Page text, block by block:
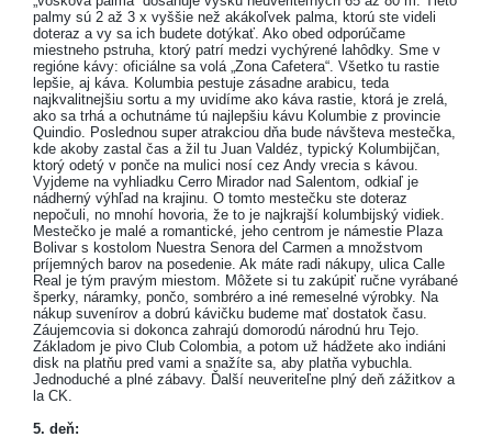
palmy sú 2 až 3 x vyššie než akákoľvek palma, ktorú ste videli
doteraz a vy sa ich budete dotýkať. Ako obed odporúčame
miestneho pstruha, ktorý patrí medzi vychýrené lahôdky. Sme v
regióne kávy: oficiálne sa volá „Zona Cafetera“. Všetko tu rastie
lepšie, aj káva. Kolumbia pestuje zásadne arabicu, teda
najkvalitnejšiu sortu a my uvidíme ako káva rastie, ktorá je zrelá,
ako sa trhá a ochutnáme tú najlepšiu kávu Kolumbie z provincie
Quindio. Poslednou super atrakciou dňa bude návšteva mestečka,
kde akoby zastal čas a žil tu Juan Valdéz, typický Kolumbijčan,
ktorý odetý v ponče na mulici nosí cez Andy vrecia s kávou.
Vyjdeme na vyhliadku Cerro Mirador nad Salentom, odkiaľ je
nádherný výhľad na krajinu. O tomto mestečku ste doteraz
nepočuli, no mnohí hovoria, že to je najkrajší kolumbijský vidiek.
Mestečko je malé a romantické, jeho centrom je námestie Plaza
Bolivar s kostolom Nuestra Senora del Carmen a množstvom
príjemných barov na posedenie. Ak máte radi nákupy, ulica Calle
Real je tým pravým miestom. Môžete si tu zakúpiť ručne vyrábané
šperky, náramky, pončo, sombréro a iné remeselné výrobky. Na
nákup suvenírov a dobrú kávičku budeme mať dostatok času.
Záujemcovia si dokonca zahrajú domorodú národnú hru Tejo.
Základom je pivo Club Colombia, a potom už hádžete ako indiáni
disk na platňu pred vami a snažíte sa, aby platňa vybuchla.
Jednoduché a plné zábavy. Ďalší neuveriteľne plný deň zážitkov a
la CK.
5. deň: